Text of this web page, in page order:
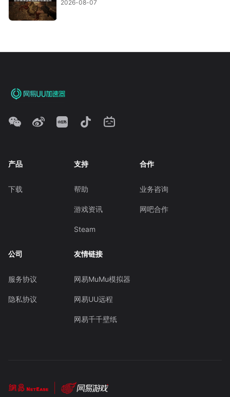
2026-08-07
产品
下载
支持
帮助
游戏资讯
Steam
合作
业务咨询
网吧合作
公司
服务协议
隐私协议
友情链接
网易MuMu模拟器
网易UU远程
网易千千壁纸